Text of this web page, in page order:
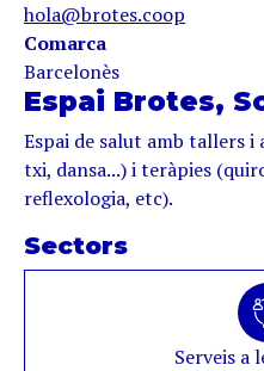
hola@brotes.coop
Comarca
Barcelonès
Espai Brotes,
Espai de salut amb tallers
txi, dansa...) i teràpies
reflexologia, etc).
Sectors
Serveis a